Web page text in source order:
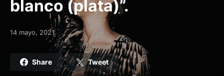
blanco (plata)”.
Posted on
14 mayo, 2021
Share Tweet